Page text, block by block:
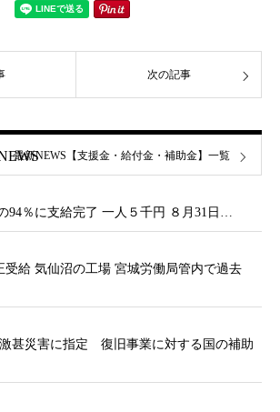
次の記事
94％に支給完了 一人５千円 ８月31日…
受給 気仙沼の工場 宮城労働局管内で過去
甚災害に指定 復旧事業に対する国の補助
最新NEWS【支援金・給付金・補助金】一覧